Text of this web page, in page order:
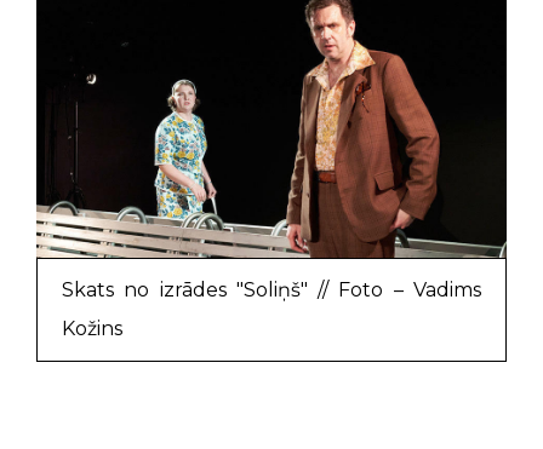
Skats no izrādes "Soliņš" // Foto – Vadims
Kožins